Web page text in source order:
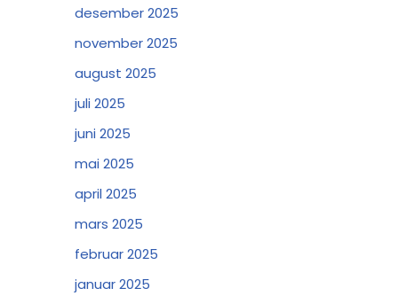
desember 2025
november 2025
august 2025
juli 2025
juni 2025
mai 2025
april 2025
mars 2025
februar 2025
januar 2025